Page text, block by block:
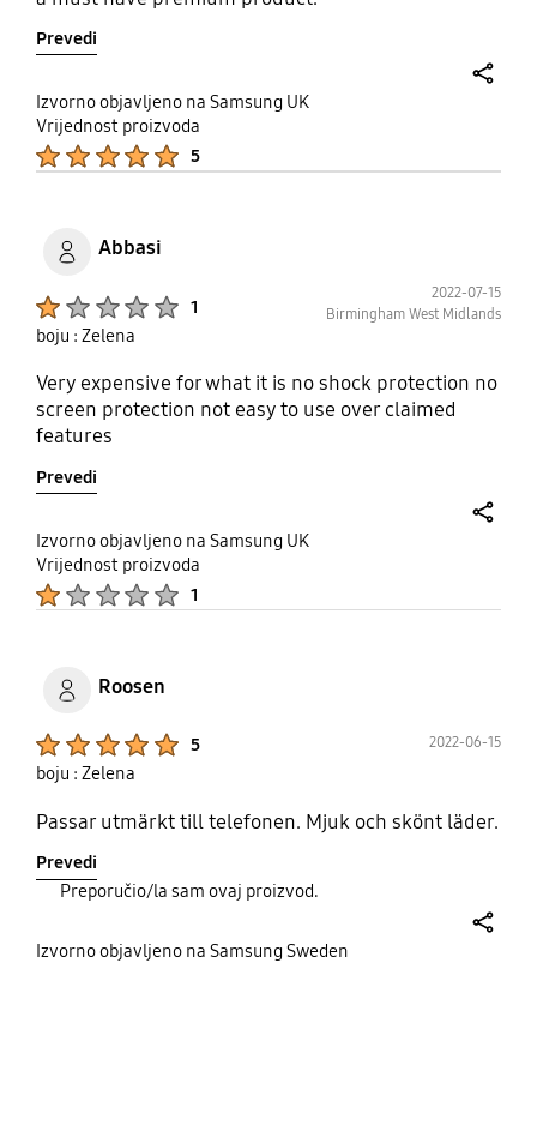
Prevedi
Izvorno objavljeno na Samsung UK
Vrijednost proizvoda
5
Abbasi
1
2022-07-15
Birmingham West Midlands
boju : Zelena
Very expensive for what it is no shock protection no
screen protection not easy to use over claimed
features
Prevedi
Izvorno objavljeno na Samsung UK
Vrijednost proizvoda
1
Roosen
5 2022-06-15
boju : Zelena
Passar utmärkt till telefonen. Mjuk och skönt läder.
Prevedi
Preporučio/la sam ovaj proizvod.
Izvorno objavljeno na Samsung Sweden